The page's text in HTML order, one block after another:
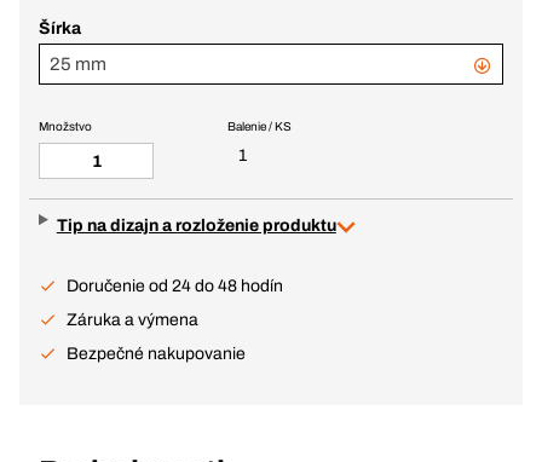
Šírka
25 mm
Balenie / KS
1
Množstvo
Tip na dizajn a rozloženie produktu
Doručenie od 24 do 48 hodín
Záruka a výmena
Bezpečné nakupovanie